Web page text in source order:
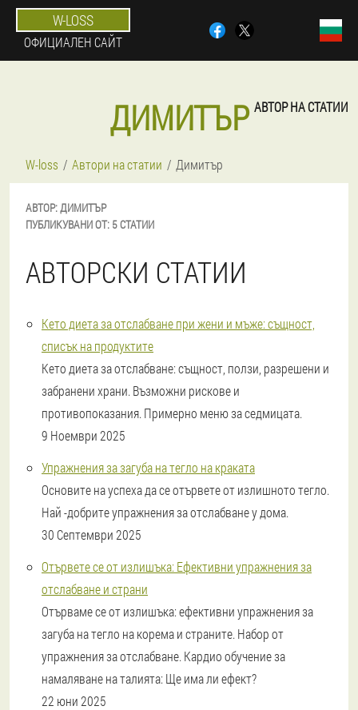
W-LOSS
ОФИЦИАЛЕН САЙТ
ДИМИТЪР АВТОР НА СТАТИИ
W-loss Автори на статии Димитър
АВТОР:ДИМИТЪР
ПУБЛИКУВАНИ ОТ: 5 СТАТИИ
АВТОРСКИ СТАТИИ
Кето диета за отслабване при жени и мъже: същност,
списък на продуктите
Кето диета за отслабване: същност, ползи, разрешени и
забранени храни. Възможни рискове и
противопоказания. Примерно меню за седмицата.
9 Ноември 2025
Упражнения за загуба на тегло на краката
Основите на успеха да се отървете от излишното тегло.
Най -добрите упражнения за отслабване у дома.
30 Септември 2025
Отървете се от излишъка: Ефективни упражнения за
отслабване и страни
Отърваме се от излишъка: ефективни упражнения за
загуба на тегло на корема и страните. Набор от
упражнения за отслабване. Кардио обучение за
намаляване на талията: Ще има ли ефект?
22 юни 2025